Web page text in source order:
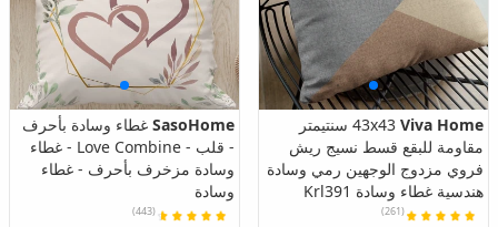
Viva Home
43x43 سنتيمتر
مقاومة للبقع قسط نسيج ريش
فروي مزدوج الوجهين رمي وسادة
هندسية غطاء وسادة Krl391
(261)
SasoHome غطاء وسادة بأحرف
- قلب - Love Combine - غطاء
وسادة مزخرف بأحرف - غطاء
وسادة
(443)